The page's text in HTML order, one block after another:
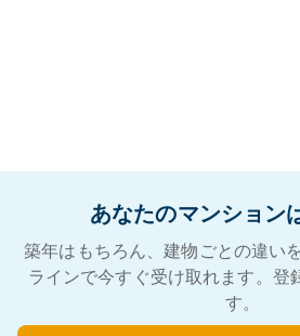
あなたのマンション
築年はもちろん、建物ごとの違い
ラインで今すぐ受け取れます。登
す。